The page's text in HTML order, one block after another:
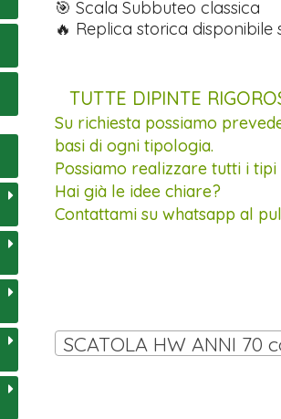
🎯 Scala Subbuteo classica
🔥 Replica storica disponibile
TUTTE DIPINTE
Su richiesta possiamo
basi di ogni tipologia.
Possiamo realizzare tutti i
Hai già le idee chiare?
Contattami su whatsapp al